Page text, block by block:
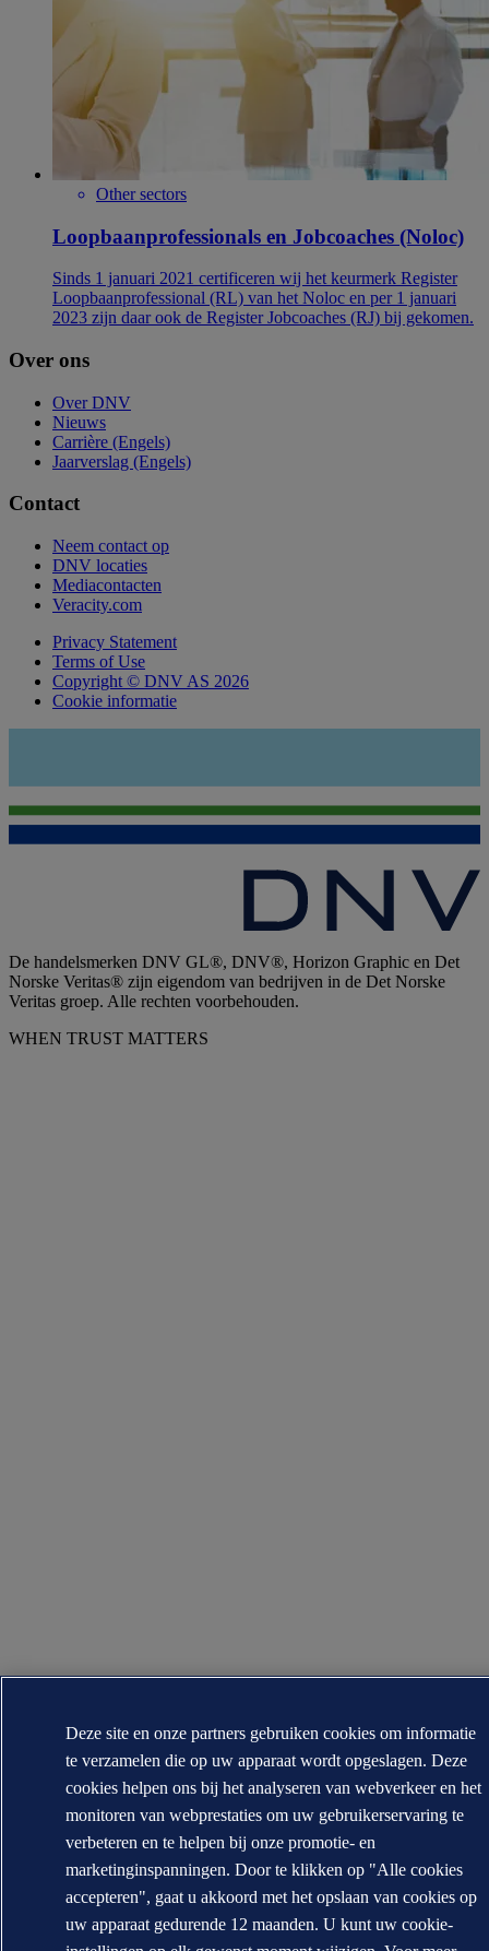
Other sectors
Loopbaanprofessionals en Jobcoaches (Noloc)
Sinds 1 januari 2021 certificeren wij het keurmerk Register
Loopbaanprofessional (RL) van het Noloc en per 1 januari
2023 zijn daar ook de Register Jobcoaches (RJ) bij gekomen.
Over ons
Over DNV
Nieuws
Carrière (Engels)
Jaarverslag (Engels)
Contact
Neem contact op
DNV locaties
Mediacontacten
Veracity.com
Privacy Statement
Terms of Use
Copyright © DNV AS 2026
Cookie informatie
De handelsmerken DNV GL®, DNV®, Horizon Graphic en Det
Norske Veritas® zijn eigendom van bedrijven in de Det Norske
Veritas groep. Alle rechten voorbehouden.
WHEN TRUST MATTERS
Deze site en onze partners gebruiken cookies om informatie
te verzamelen die op uw apparaat wordt opgeslagen. Deze
cookies helpen ons bij het analyseren van webverkeer en het
monitoren van webprestaties om uw gebruikerservaring te
verbeteren en te helpen bij onze promotie- en
marketinginspanningen. Door te klikken op "Alle cookies
accepteren", gaat u akkoord met het opslaan van cookies op
uw apparaat gedurende 12 maanden. U kunt uw cookie-